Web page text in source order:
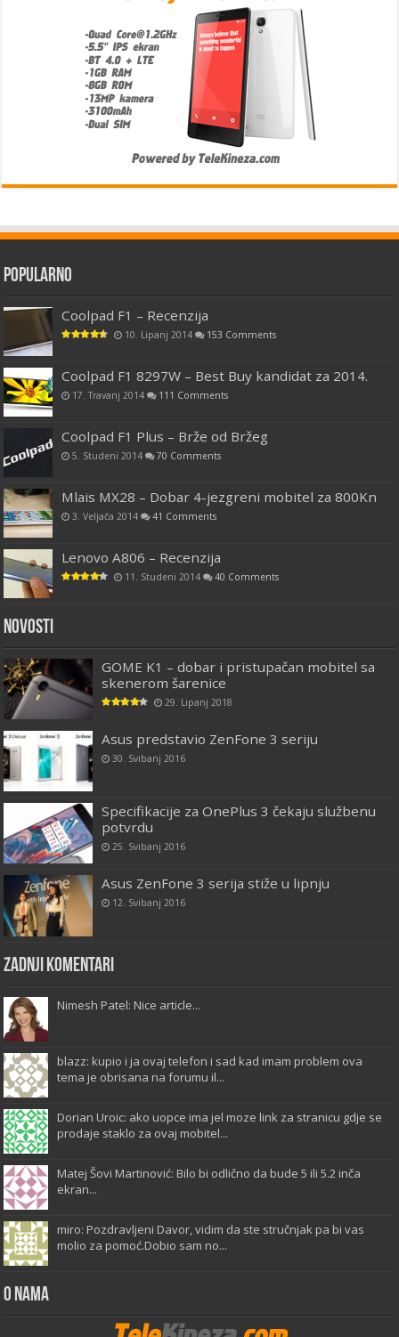
Popularno
Coolpad F1 – Recenzija
10. Lipanj 2014 153 Comments
Coolpad F1 8297W – Best Buy kandidat za 2014.
17. Travanj 2014 111 Comments
Coolpad F1 Plus – Brže od Bržeg
5. Studeni 2014 70 Comments
Mlais MX28 – Dobar 4-jezgreni mobitel za 800Kn
3. Veljača 2014 41 Comments
Lenovo A806 – Recenzija
11. Studeni 2014 40 Comments
Novosti
GOME K1 – dobar i pristupačan mobitel sa
skenerom šarenice
29. Lipanj 2018
Asus predstavio ZenFone 3 seriju
30. Svibanj 2016
Specifikacije za OnePlus 3 čekaju službenu
potvrdu
25. Svibanj 2016
Asus ZenFone 3 serija stiže u lipnju
12. Svibanj 2016
Zadnji komentari
Nimesh Patel: Nice article...
blazz: kupio i ja ovaj telefon i sad kad imam problem ova
tema je obrisana na forumu il...
Dorian Uroic: ako uopce ima jel moze link za stranicu gdje se
prodaje staklo za ovaj mobitel...
Matej Šovi Martinović: Bilo bi odlično da bude 5 ili 5.2 inča
ekran...
miro: Pozdravljeni Davor, vidim da ste stručnjak pa bi vas
molio za pomoć.Dobio sam no...
O Nama